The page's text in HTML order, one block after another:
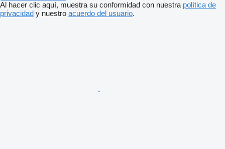
Al hacer clic aquí, muestra su conformidad con nuestra política de
privacidad y nuestro acuerdo del usuario.